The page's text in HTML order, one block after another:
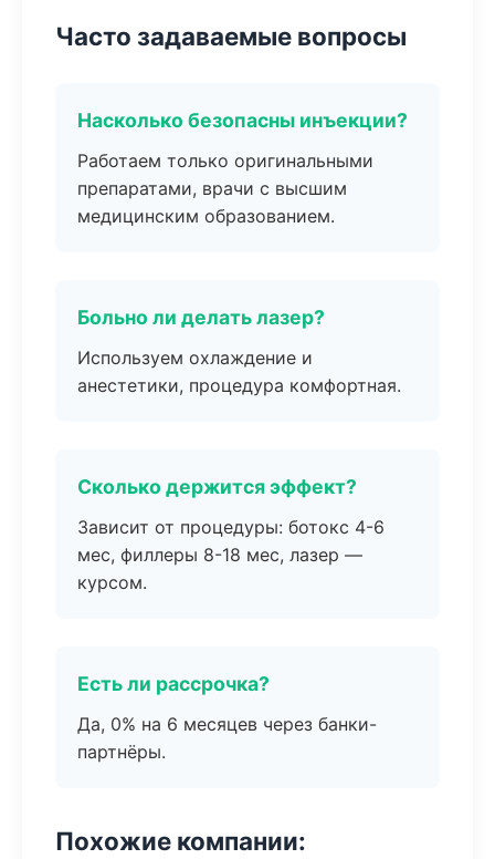
Часто задаваемые вопросы
Насколько безопасны инъекции?
Работаем только оригинальными
препаратами, врачи с высшим
медицинским образованием.
Больно ли делать лазер?
Используем охлаждение и
анестетики, процедура комфортная.
Сколько держится эффект?
Зависит от процедуры: ботокс 4-6
мес, филлеры 8-18 мес, лазер —
курсом.
Есть ли рассрочка?
Да, 0% на 6 месяцев через банки-
партнёры.
Похожие компании: